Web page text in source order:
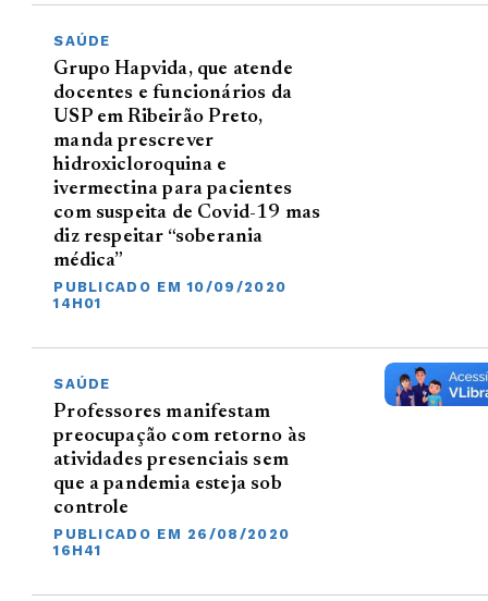
SAÚDE
Grupo Hapvida, que atende
docentes e funcionários da
USP em Ribeirão Preto,
manda prescrever
hidroxicloroquina e
ivermectina para pacientes
com suspeita de Covid-19 mas
diz respeitar “soberania
médica”
PUBLICADO EM 10/09/2020
14H01
SAÚDE
Professores manifestam
preocupação com retorno às
atividades presenciais sem
que a pandemia esteja sob
controle
PUBLICADO EM 26/08/2020
16H41